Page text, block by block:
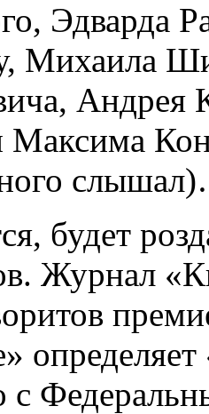
Эдварда
Михаила
Андрея
Максима
будет
Журнал
с